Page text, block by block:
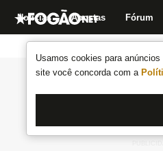
Usamos cookies para
site você concorda com a
Notícias Apostas Fórum